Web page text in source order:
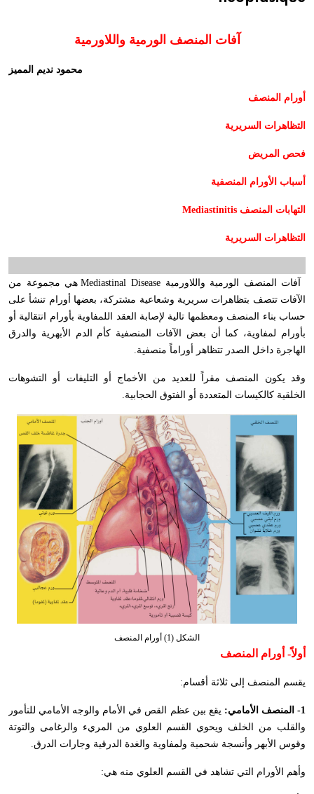
آفات المنصف الورمية واللاورمية
محمود نديم المميز
أورام المنصف
التظاهرات السريرية
فحص المريض
أسباب الأورام المنصفية
التهابات المنصف Mediastinitis
التظاهرات السريرية
آفات المنصف الورمية واللاورميةMediastinal Diseaseهي مجموعة من
الآفات تتصف بتظاهرات سريرية وشعاعية مشتركة، بعضها أورام تنشأ على
حساب بناء المنصف ومعظمها تالية لإصابة العقد اللمفاوية بأورام انتقالية أو
بأورام لمفاوية، كما أن بعض الآفات المنصفية كأم الدم الأبهرية والدرق
الهاجرة داخل الصدر تتظاهر أوراماً منصفية.
وقد يكون المنصف مقراً للعديد من الأخماج أو التليفات أو التشوهات
الخلقية كالكيسات المتعددة أو الفتوق الحجابية.
الشكل (1) أورام المنصف
أولاً- أورام المنصف
يقسم المنصف إلى ثلاثة أقسام:
1- المنصف الأمامي:
يقع بين عظم القص في الأمام والوجه الأمامي للتأمور
والقلب من الخلف ويحوي القسم العلوي من المريء والرغامى والتوتة
وقوس الأبهر وأنسجة شحمية ولمفاوية والغدة الدرقية وجارات الدرق.
وأهم الأورام التي تشاهد في القسم العلوي منه هي: